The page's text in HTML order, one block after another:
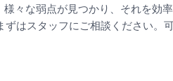
々な弱点が見つかり、それを効
はスタッフにご相談ください。